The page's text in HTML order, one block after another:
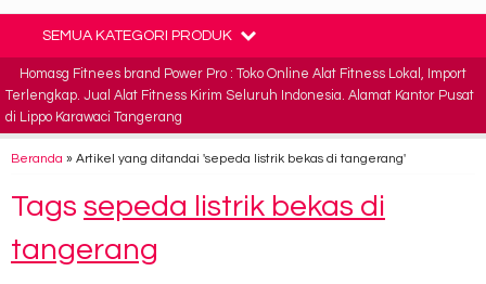
SEMUA KATEGORI PRODUK
Homasg Fitnees brand Power Pro : Toko Online Alat Fitness Lokal, Import
Terlengkap. Jual Alat Fitness Kirim Seluruh Indonesia. Alamat Kantor Pusat
di Lippo Karawaci Tangerang
Beranda » Artikel yang ditandai 'sepeda listrik bekas di tangerang'
Tags sepeda listrik bekas di
tangerang